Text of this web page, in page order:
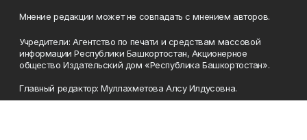
Мнение редакции может не совпадать с мнением авторов.
Учредители: Агентство по печати и средствам массовой
информации Республики Башкортостан, Акционерное
общество Издательский дом «Республика Башкортостан».
Главный редактор: Муллахметова Алсу Илдусовна.